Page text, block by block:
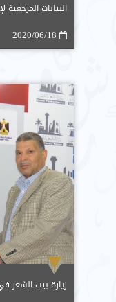
البيانات
2020/06/18
زيارة بيت الشعر